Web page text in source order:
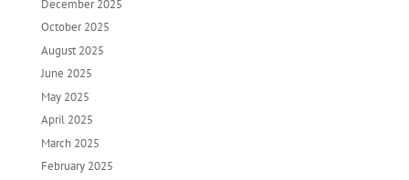
December 2025
October 2025
August 2025
June 2025
May 2025
April 2025
March 2025
February 2025